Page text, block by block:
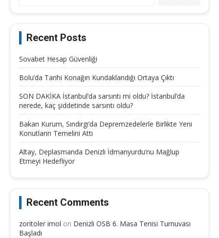
Recent Posts
Sovabet Hesap Güvenliği
Bolu’da Tarihi Konağın Kundaklandığı Ortaya Çıktı
SON DAKİKA İstanbul’da sarsıntı mi oldu? İstanbul’da
nerede, kaç şiddetinde sarsıntı oldu?
Bakan Kurum, Sındırgı’da Depremzedelerle Birlikte Yeni
Konutların Temelini Attı
Altay, Deplasmanda Denizli İdmanyurdu’nu Mağlup
Etmeyi Hedefliyor
Recent Comments
zoritoler imol on Denizli OSB 6. Masa Tenisi Turnuvası
Başladı